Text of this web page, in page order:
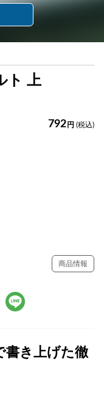
ト 上
792 円 (税込)
商品情報
書き上げた徹